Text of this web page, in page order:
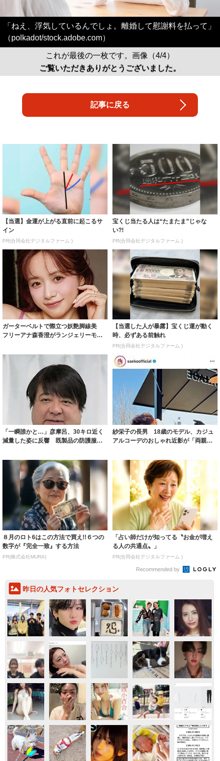
「ねえ、浮気しているんでしょ。離婚して慰謝料を払って」
（polkadot/stock.adobe.com）
これが最後の一枚です。画像（4/4）
ご覧いただきありがとうございました。
記事に戻る
【当選】金運が上がる直前に起こるサ
イン
PR(合同会社デジタルファーム )
宝くじ当たる人は“たまたま”じゃな
い?!
PR(合同会社デジタルファーム )
ガーターベルトで際立つ妖艶脚線美
フリーアナ森香澄がランジェリーモデ
【当選した人が暴露】宝くじ運が動く
時、必ずある前触れ
PR(合同会社デジタルファーム )
「一瞬誰かと…」彦摩呂、30キロ近く
減量した姿に反響 既製品の防護服が
紗栄子の長男 18歳のモデル、カジュ
アルコーデのおしゃれ近影が「両親の
８月のロト6はこの方法で買え!!６つの
数字が『完全一致』する方法
PR(株式会社MURA)
「占い師だけが知ってる〝お金が増え
る人の共通点〟」
PR(合同会社デジタルファーム )
Recommended by
昨日の人気フォトセレクション